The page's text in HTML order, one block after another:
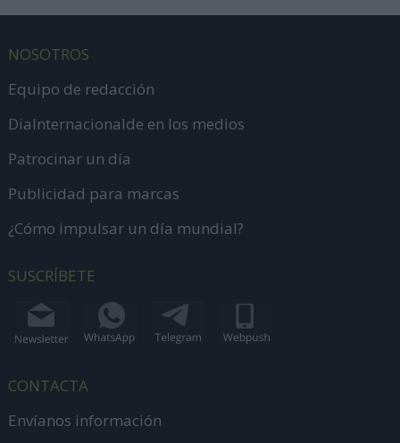
NOSOTROS
Equipo de redacción
DiaInternacionalde en los medios
Patrocinar un día
Publicidad para marcas
¿Cómo impulsar un día mundial?
SUSCRÍBETE
CONTACTA
Envíanos información